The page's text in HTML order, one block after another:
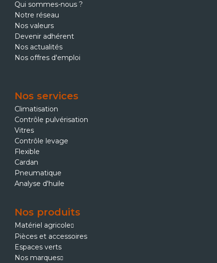
Qui sommes-nous ?
Notre réseau
Nos valeurs
Devenir adhérent
Nos actualités
Nos offres d'emploi
Nos services
Climatisation
Contrôle pulvérisation
Vitres
Contrôle levage
Flexible
Cardan
Pneumatique
Analyse d'huile
Nos produits
Matériel agricole
Pièces et accessoires
Espaces verts
Nos marques